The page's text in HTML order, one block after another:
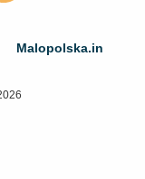
Malopolska.in